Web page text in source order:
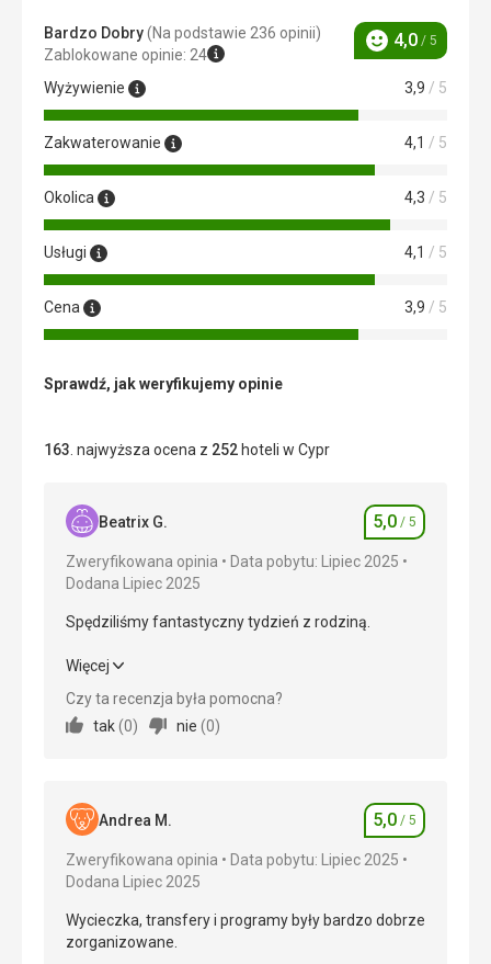
Bardzo Dobry(Na podstawie 236 opinii)
Zablokowane opinie: 24
Ocena
4,0 / 5
Wyżywienie 3,9 / 5
Zakwaterowanie 4,1 / 5
Okolica 4,3 / 5
Usługi 4,1 / 5
Cena 3,9 / 5
Sprawdź, jak weryfikujemy opinie
163 . najwyższa ocena z 252 hoteli w Cypr
Beatrix G. Ocena
5,0 / 5
Zweryfikowana opinia
Data pobytu: Lipiec 2025
Dodana Lipiec 2025
Spędziliśmy fantastyczny tydzień z rodziną.
Spędziliśmy fantastyczny tydzień z rodziną.
Wyżywienie
Usługi 5,0/ 5
Cena
Plaża
Więcej
Czy ta recenzja była pomocna?
tak(0) nie (0)
Andrea M. Ocena
5,0 / 5
Zweryfikowana opinia
Data pobytu: Lipiec 2025
Dodana Lipiec 2025
Wycieczka, transfery i programy były bardzo dobrze
zorganizowane.